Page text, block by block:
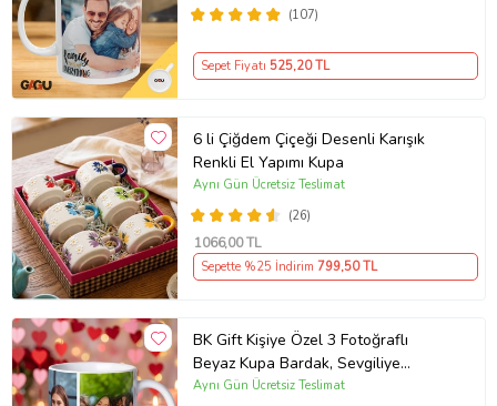
(107)
Sepet Fiyatı 525,20 TL
6 li Çiğdem Çiçeği Desenli Karışık
Renkli El Yapımı Kupa
(26)
Aynı Gün Ücretsiz Teslimat
1066,00 TL
Sepette %25 İndirim 799,50 TL
BK Gift Kişiye Özel 3 Fotoğraflı
Beyaz Kupa Bardak, Sevgiliye
Hediye, Arkadaşa Hediye
Aynı Gün Ücretsiz Teslimat